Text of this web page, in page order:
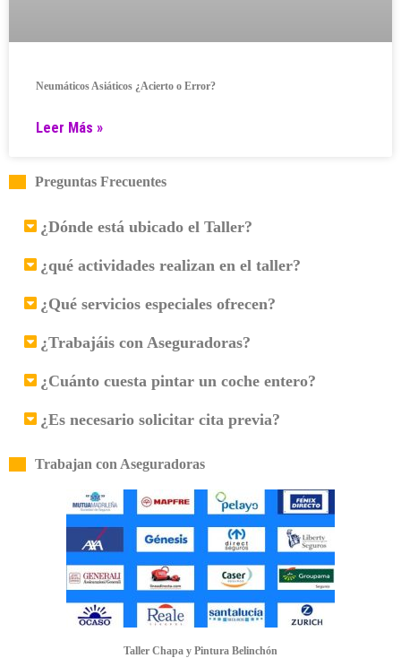
Neumáticos Asiáticos ¿Acierto o Error?
Leer Más »
Preguntas Frecuentes
¿Dónde está ubicado el Taller?
¿qué actividades realizan en el taller?
¿Qué servicios especiales ofrecen?
¿Trabajáis con Aseguradoras?
¿Cuánto cuesta pintar un coche entero?
¿Es necesario solicitar cita previa?
Trabajan con Aseguradoras
Taller Chapa y Pintura Belinchón